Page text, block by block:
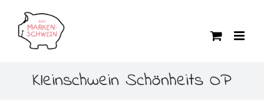
springen
Kleinschwein Schönheits OP